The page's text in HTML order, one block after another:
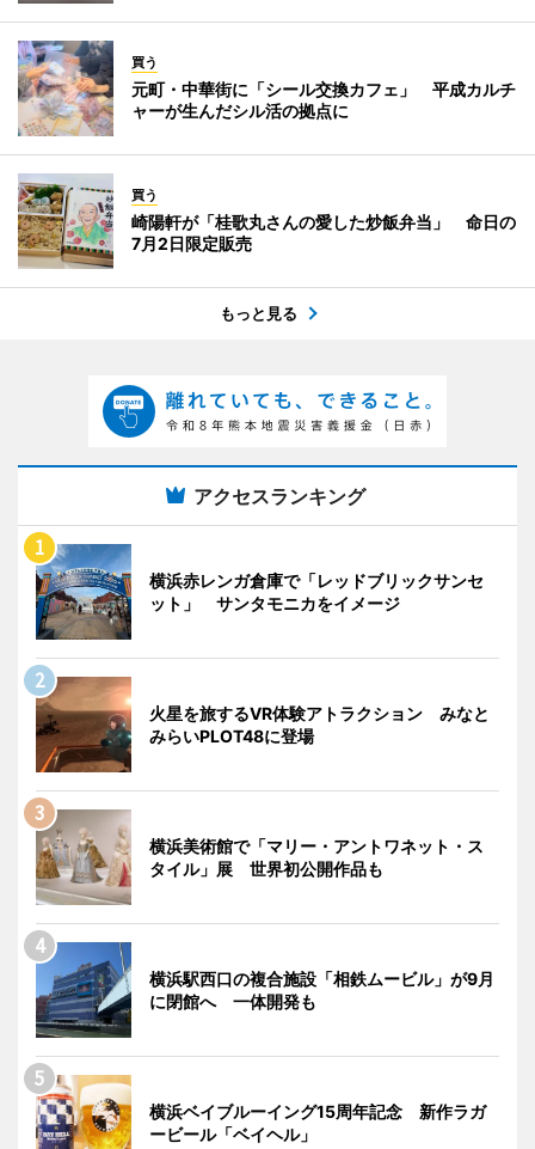
買う
元町・中華街に「シール交換カフェ」 平成カルチ
ャーが生んだシル活の拠点に
買う
崎陽軒が「桂歌丸さんの愛した炒飯弁当」 命日の
7月2日限定販売
もっと見る
アクセスランキング
横浜赤レンガ倉庫で「レッドブリックサンセ
ット」 サンタモニカをイメージ
火星を旅するVR体験アトラクション みなと
みらいPLOT48に登場
横浜美術館で「マリー・アントワネット・ス
タイル」展 世界初公開作品も
横浜駅西口の複合施設「相鉄ムービル」が9月
に閉館へ 一体開発も
横浜ベイブルーイング15周年記念 新作ラガ
ービール「ベイヘル」